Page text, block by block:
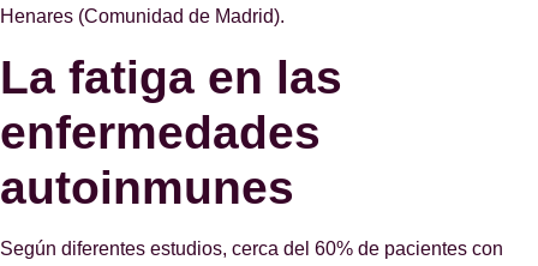
Henares (Comunidad de Madrid).
La fatiga en las
enfermedades
autoinmunes
Según diferentes estudios, cerca del 60% de pacientes con